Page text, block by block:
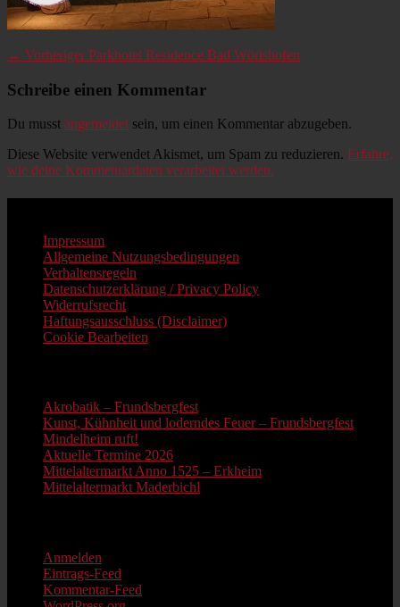
Beitragsnavigation
← Vorheriger Vorheriger
Parkhotel Residence Bad Wörishofen
Schreibe einen Kommentar
Du musst angemeldet sein, um einen Kommentar abzugeben.
Diese Website verwendet Akismet, um Spam zu reduzieren. Erfahre,
wie deine Kommentardaten verarbeitet werden.
Impressum
Allgemeine Nutzungsbedingungen
Verhaltensregeln
Datenschutzerklärung / Privacy Policy
Widerrufsrecht
Haftungsausschluss (Disclaimer)
Cookie Bearbeiten
Akrobatik – Frundsbergfest
Kunst, Kühnheit und loderndes Feuer – Frundsbergfest
Mindelheim ruft!
Aktuelle Termine 2026
Mittelaltermarkt Anno 1525 – Erkheim
Mittelaltermarkt Maderbichl
Anmelden
Eintrags-Feed
Kommentar-Feed